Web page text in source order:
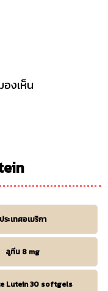
งเห็น
ประเทศอเมริกา
ลูทีน 8 mg
Lutein 30 softgels